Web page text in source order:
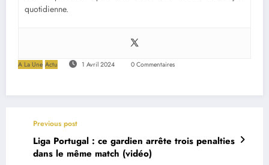
quotidienne.
A La Une Actu 1 Avril 2024 0 Commentaires
Previous post
Liga Portugal : ce gardien arrête trois penalties
dans le même match (vidéo)